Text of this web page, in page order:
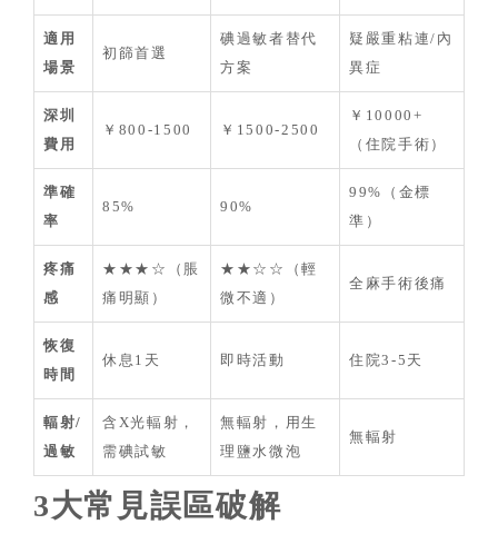
適用
場景
初篩首選
碘過敏者替代
方案
疑嚴重粘連/內
異症
深圳
費用
￥800-1500 ￥1500-2500
￥10000+
（住院手術）
準確
率
85% 90%
99%（金標
準）
疼痛
感
★★★☆（脹
痛明顯）
★★☆☆（輕
微不適）
全麻手術後痛
恢復
時間
休息1天 即時活動 住院3-5天
輻射/
過敏
含X光輻射，
需碘試敏
無輻射，用生
理鹽水微泡
無輻射
3大常見誤區破解